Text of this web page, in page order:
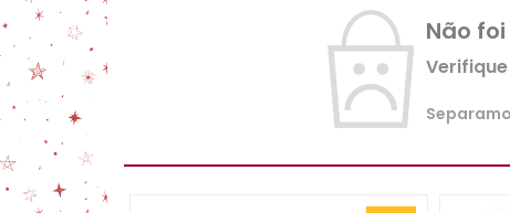
Não